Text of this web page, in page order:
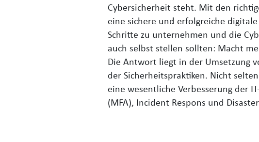
Cybersicherheit steht. Mit den
eine sichere und erfolgreiche
Schritte zu unternehmen und die
auch selbst stellen sollten: Macht
Die Antwort liegt in der Umsetzung
der Sicherheitspraktiken. Nicht
eine wesentliche Verbesserung der
(MFA), Incident Respons und